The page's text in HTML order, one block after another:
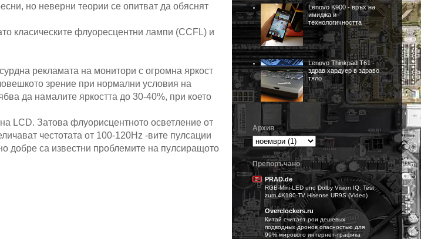
но неверни теории се опитват да обяснят
класическите флуоресцентни лампи (CCFL) и
рекламата на монитори с огромна яркост
зрение при нормални условия на
да намалите яркостта до 30-40%, при което
LCD. Затова флуорисцентното осветление от
честотата от 100-120Hz -вите пулсации
добре са известни проблемите на пулсиращото
Lenovo K900 - връх на
имиджа и
технологичността
Lenovo Thinkpad T61 -
здрав хардуер в здраво
тяло
Архив
Препоръчано
PRAD.de
RGB-Mini-LED und Dolby Vision IQ: Test
zum 4K180-TV Hisense UR9S (Video)
Overclockers.ru
Китай считает рои дешевых
подводных дронов опасностью для
99% мирового интернет-трафика